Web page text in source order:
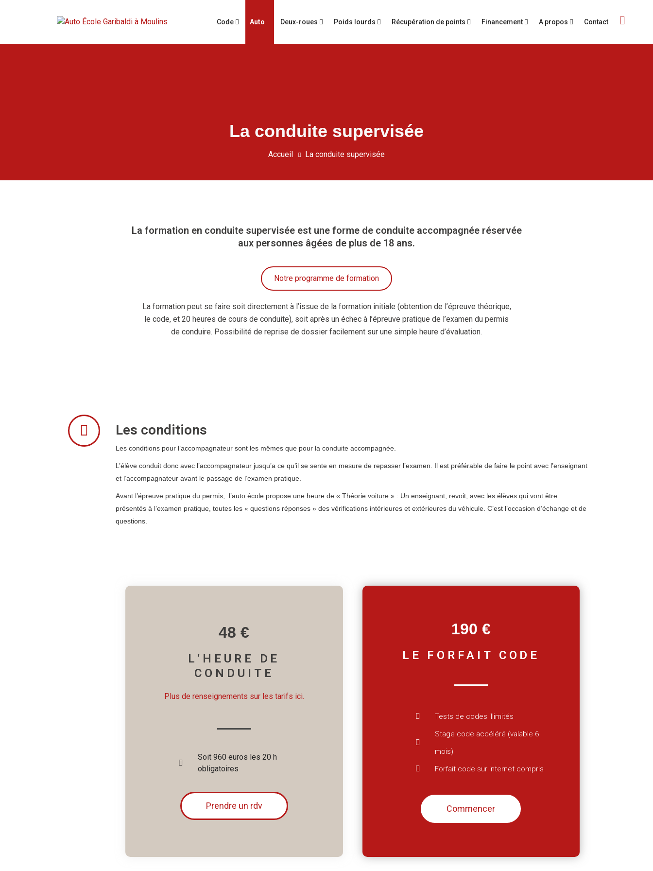
Code Deux-roues Poids lourds Récupération de points Financement A propos Contact
La conduite supervisée
Accueil La conduite supervisée
La formation en conduite supervisée est une forme de conduite accompagnée réservée
aux personnes âgées de plus de 18 ans.
Notre programme de formation
La formation peut se faire soit directement à l’issue de la formation initiale (obtention de l’épreuve théorique,
le code, et 20 heures de cours de conduite), soit après un échec à l’épreuve pratique de l’examen du permis
de conduire. Possibilité de reprise de dossier facilement sur une simple heure d’évaluation.
Les conditions
Les conditions pour l’accompagnateur sont les mêmes que pour la conduite accompagnée.
L’élève conduit donc avec l’accompagnateur jusqu’a ce qu’il se sente en mesure de repasser l’examen. Il est préférable de faire le point avec l’enseignant
et l’accompagnateur avant le passage de l’examen pratique.
Avant l’épreuve pratique du permis, l’auto école propose une heure de « Théorie voiture » : Un enseignant, revoit, avec les élèves qui vont être
présentés à l’examen pratique, toutes les « questions réponses » des vérifications intérieures et extérieures du véhicule. C’est l’occasion d’échange et de
questions.
48 €
L'HEURE DE
CONDUITE
Plus de renseignements sur les tarifs ici.
Soit 960 euros les 20 h
obligatoires
Prendre un rdv
190 €
LE FORFAIT CODE
Tests de codes illimités
Stage code accéléré (valable 6
mois)
Forfait code sur internet compris
Commencer